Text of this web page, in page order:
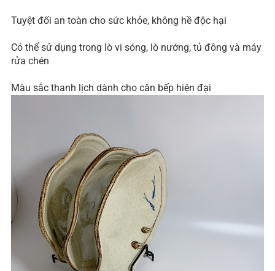
Tuyệt đối an toàn cho sức khỏe, không hề độc hại
Có thể sử dụng trong lò vi sóng, lò nướng, tủ đông và máy
rửa chén
Màu sắc thanh lịch dành cho căn bếp hiện đại